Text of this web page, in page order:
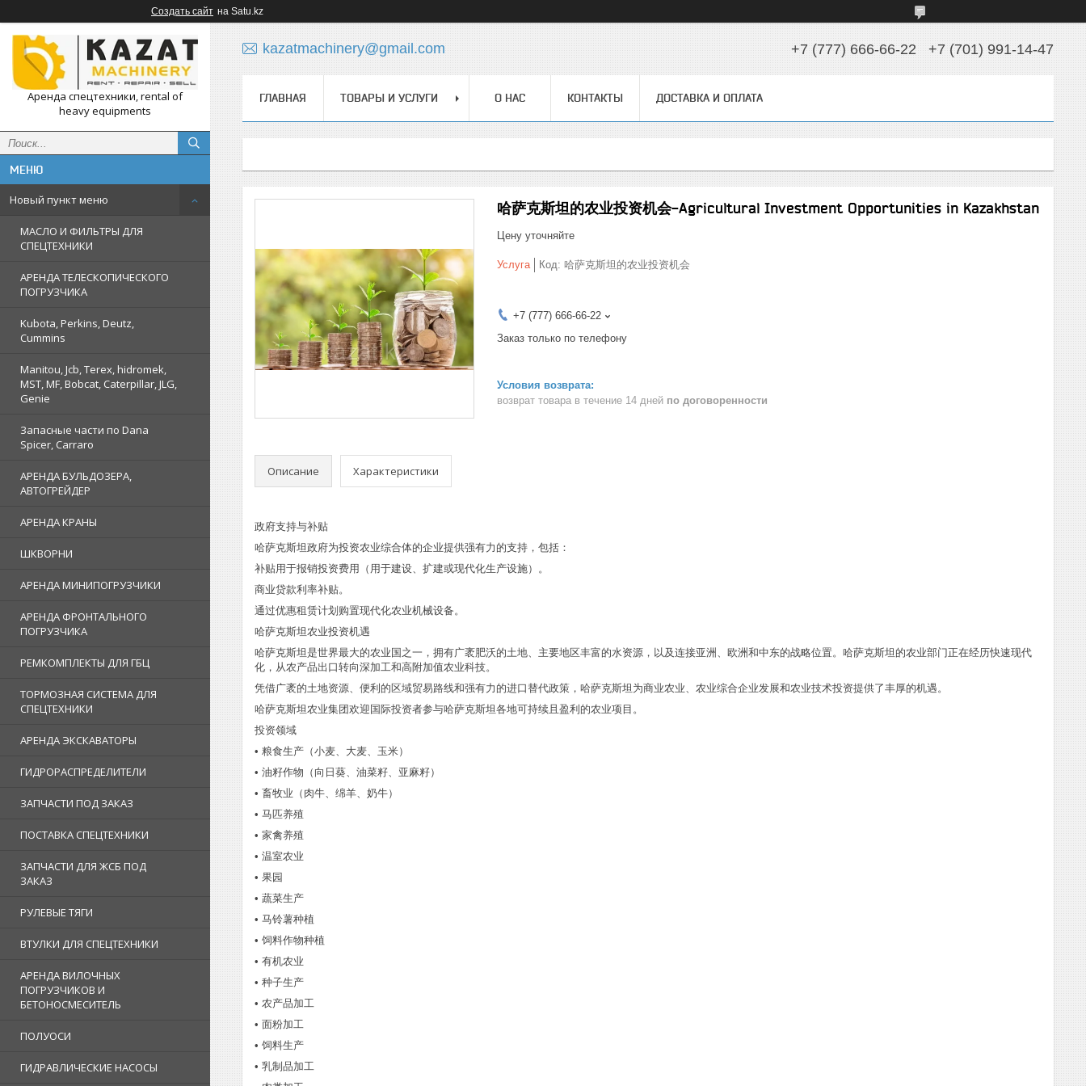
Создать сайт на Satu.kz
Аренда спецтехники, rental of
heavy equipments
Новый пункт меню
МАСЛО И ФИЛЬТРЫ ДЛЯ
СПЕЦТЕХНИКИ
АРЕНДА ТЕЛЕСКОПИЧЕСКОГО
ПОГРУЗЧИКА
Kubota, Perkins, Deutz,
Cummins
Manitou, Jcb, Terex, hidromek,
MST, MF, Bobcat, Caterpillar, JLG,
Genie
Запасные части по Dana
Spicer, Carraro
АРЕНДА БУЛЬДОЗЕРА,
АВТОГРЕЙДЕР
АРЕНДА КРАНЫ
ШКВОРНИ
АРЕНДА МИНИПОГРУЗЧИКИ
АРЕНДА ФРОНТАЛЬНОГО
ПОГРУЗЧИКА
РЕМКОМПЛЕКТЫ ДЛЯ ГБЦ
ТОРМОЗНАЯ СИСТЕМА ДЛЯ
СПЕЦТЕХНИКИ
АРЕНДА ЭКСКАВАТОРЫ
ГИДРОРАСПРЕДЕЛИТЕЛИ
ЗАПЧАСТИ ПОД ЗАКАЗ
ПОСТАВКА СПЕЦТЕХНИКИ
ЗАПЧАСТИ ДЛЯ ЖСБ ПОД
ЗАКАЗ
РУЛЕВЫЕ ТЯГИ
ВТУЛКИ ДЛЯ СПЕЦТЕХНИКИ
АРЕНДА ВИЛОЧНЫХ
ПОГРУЗЧИКОВ И
БЕТОНОСМЕСИТЕЛЬ
ПОЛУОСИ
ГИДРАВЛИЧЕСКИЕ НАСОСЫ
kazatmachinery@gmail.com +7 (777) 666-66-22 +7 (701) 991-14-47
ГЛАВНАЯ ТОВАРЫ И УСЛУГИ О НАС КОНТАКТЫ ДОСТАВКА И ОПЛАТА
哈萨克斯坦的农业投资机会-Agricultural Investment Opportunities in Kazakhstan
Цену уточняйте
Услуга Код: 哈萨克斯坦的农业投资机会
+7 (777) 666-66-22
Заказ только по телефону
возврат товара в течение 14 дней по договоренности
Описание Характеристики
政府支持与补贴
哈萨克斯坦政府为投资农业综合体的企业提供强有力的支持，包括：
补贴用于报销投资费用（用于建设、扩建或现代化生产设施）。
商业贷款利率补贴。
通过优惠租赁计划购置现代化农业机械设备。
哈萨克斯坦农业投资机遇
哈萨克斯坦是世界最大的农业国之一，拥有广袤肥沃的土地、主要地区丰富的水资源，以及连接亚洲、欧洲和中东的战略位置。哈萨克斯坦的农业部门正在经历快速现代
化，从农产品出口转向深加工和高附加值农业科技。
凭借广袤的土地资源、便利的区域贸易路线和强有力的进口替代政策，哈萨克斯坦为商业农业、农业综合企业发展和农业技术投资提供了丰厚的机遇。
哈萨克斯坦农业集团欢迎国际投资者参与哈萨克斯坦各地可持续且盈利的农业项目。
投资领域
• 粮食生产（小麦、大麦、玉米）
• 油籽作物（向日葵、油菜籽、亚麻籽）
• 畜牧业（肉牛、绵羊、奶牛）
• 马匹养殖
• 家禽养殖
• 温室农业
• 果园
• 蔬菜生产
• 马铃薯种植
• 饲料作物种植
• 有机农业
• 种子生产
• 农产品加工
• 面粉加工
• 饲料生产
• 乳制品加工